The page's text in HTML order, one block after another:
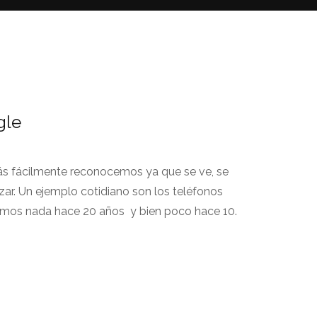
fácilmente reconocemos ya que se ve, se
Un ejemplo cotidiano son los teléfonos
nada hace 20 años y bien poco hace 10.